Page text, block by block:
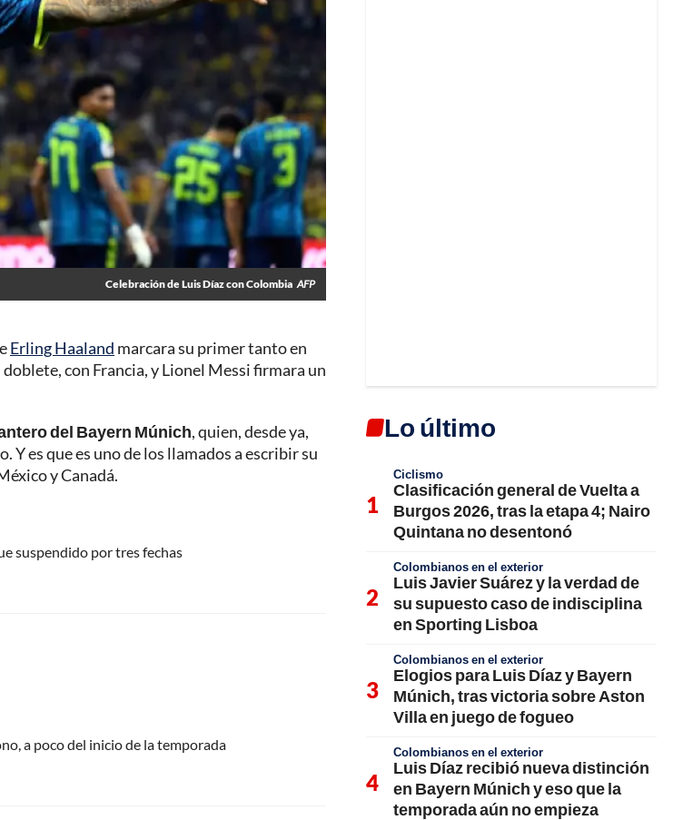
Celebración de Luis Díaz con Colombia AFP
Erling Haaland marcara su primer tanto en
con Francia, y Lionel Messi firmara un
del Bayern Múnich, quien, desde ya,
Y es que es uno de los llamados a escribir su
y Canadá.
suspendido por tres fechas
a poco del inicio de la temporada
Lo último
Ciclismo
Clasificación general de Vuelta a
Burgos 2026, tras la etapa 4; Nairo
Quintana no desentonó
Colombianos en el exterior
Luis Javier Suárez y la verdad de
su supuesto caso de indisciplina
en Sporting Lisboa
Colombianos en el exterior
Elogios para Luis Díaz y Bayern
Múnich, tras victoria sobre Aston
Villa en juego de fogueo
Colombianos en el exterior
Luis Díaz recibió nueva distinción
en Bayern Múnich y eso que la
temporada aún no empieza